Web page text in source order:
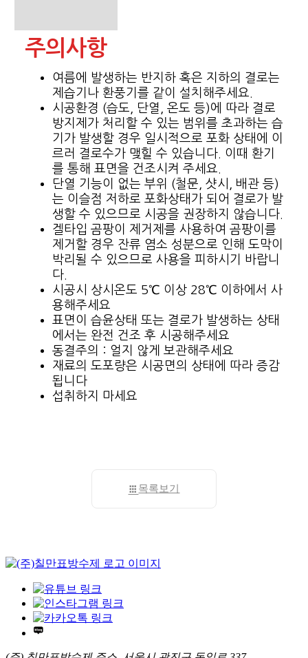
주의사항
여름에 발생하는 반지하 혹은 지하의 결로는
제습기나 환풍기를 같이 설치해주세요.
시공환경 (습도, 단열, 온도 등)에 따라 결로
방지제가 처리할 수 있는 범위를 초과하는 습
기가 발생할 경우 일시적으로 포화 상태에 이
르러 결로수가 맺힐 수 있습니다. 이때 환기
를 통해 표면을 건조시켜 주세요.
단열 기능이 없는 부위 (철문, 샷시, 배관 등)
는 이슬점 저하로 포화상태가 되어 결로가 발
생할 수 있으므로 시공을 권장하지 않습니다.
겔타입 곰팡이 제거제를 사용하여 곰팡이를
제거할 경우 잔류 염소 성분으로 인해 도막이
박리될 수 있으므로 사용을 피하시기 바랍니
다.
시공시 상시온도 5℃ 이상 28℃ 이하에서 사
용해주세요
표면이 습윤상태 또는 결로가 발생하는 상태
에서는 완전 건조 후 시공해주세요
동결주의 : 얼지 않게 보관해주세요
재료의 도포량은 시공면의 상태에 따라 증감
됩니다
섭취하지 마세요
목록보기